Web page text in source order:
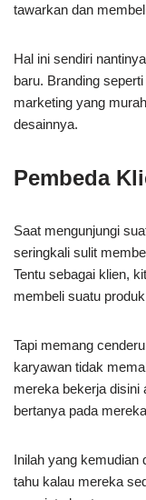
tawarkan dan
Hal ini sendiri
baru. Branding
marketing yang
desainnya.
Pembeda
Saat mengunjungi
seringkali sulit
Tentu sebagai klien,
membeli suatu
Tapi memang
karyawan tidak
mereka bekerja disini
bertanya pada
Inilah yang kemudian
tahu kalau mereka